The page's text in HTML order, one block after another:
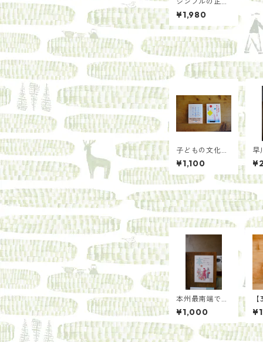
体 ディック・
ブルーナのデザ
イン
¥1,980
子どもの文化人
類学
¥1,100
早
ち
早
本州最南端で本
屋さんと本好き
が集まって本に
ついて考えた
ら/紀伊半島ブ
¥1,000
文
届
贅